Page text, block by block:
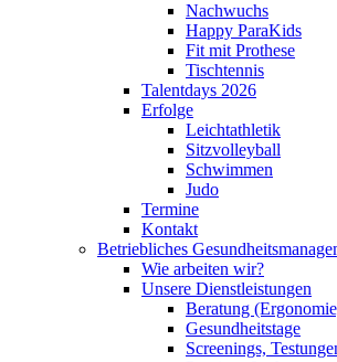
Nachwuchs
Happy ParaKids
Fit mit Prothese
Tischtennis
Talentdays 2026
Erfolge
Leichtathletik
Sitzvolleyball
Schwimmen
Judo
Termine
Kontakt
Betriebliches
Wie arbeiten wir?
Unsere Dienstleistungen
Beratung
Gesundheitstage
Screenings,